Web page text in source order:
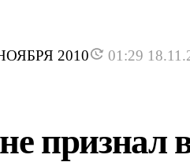
2010 01:29
признал